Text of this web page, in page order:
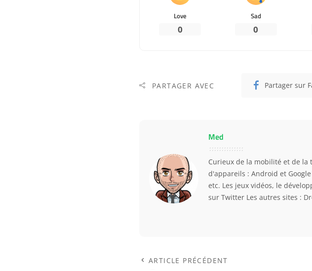
Love
0
Sad
0
PARTAGER AVEC Partager sur
Med
Curieux de la mobilité et de la
d'appareils : Android et
etc. Les jeux vidéos, le
sur Twitter Les autres sites :
ARTICLE PRÉCÉDENT